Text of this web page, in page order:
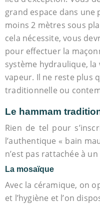
grand espace dans une
moins 2 mètres sous
cela nécessite, vous
pour effectuer la
système hydraulique,
vapeur. Il ne reste plus
traditionnelle ou
Le hammam
Rien de tel pour
l’authentique « bain
n’est pas rattachée à
La mosaïque
Avec la céramique, on
et l’hygiène et l’on